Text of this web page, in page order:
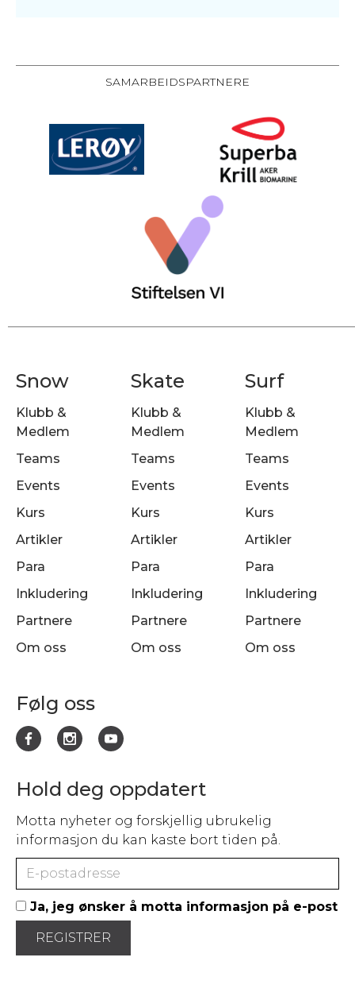
SAMARBEIDSPARTNERE
Snow
Klubb &
Medlem
Teams
Events
Kurs
Artikler
Para
Inkludering
Partnere
Om oss
Skate
Klubb &
Medlem
Teams
Events
Kurs
Artikler
Para
Inkludering
Partnere
Om oss
Surf
Klubb &
Medlem
Teams
Events
Kurs
Artikler
Para
Inkludering
Partnere
Om oss
Følg oss
Hold deg oppdatert
Motta nyheter og forskjellig ubrukelig
informasjon du kan kaste bort tiden på.
Ja, jeg ønsker å motta informasjon på e-post